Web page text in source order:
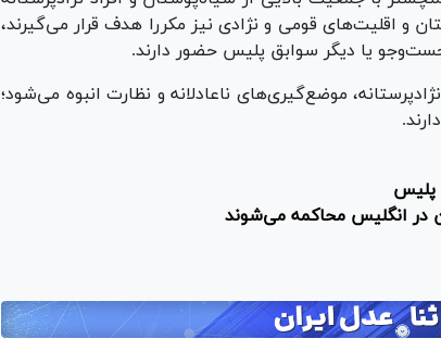
و اقلیت‌های قومی و نژادی نیز مکررا هدف قرار می‌گیرند،
یا دیگر سوابق پلیس حضور دارند.
موضع‌گیری‌های ناعادلانه و نظارت انبوه می‌شود؛